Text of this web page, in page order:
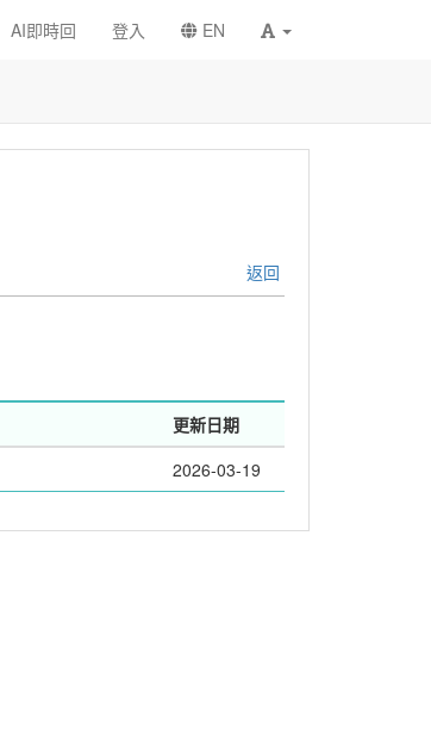
AI即時回 登入 EN
返回
更新日期
2026-03-19